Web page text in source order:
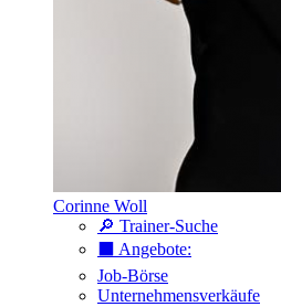
Corinne Woll
🔎 Trainer-Suche
⬛️ Angebote:
Job-Börse
Unternehmensverkäufe